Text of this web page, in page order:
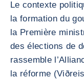
Le contexte
la formation du
la Première
des élections de
rassemble
la réforme